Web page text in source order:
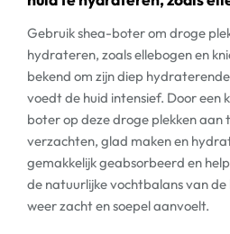
Gebruik shea-boter om droge
hydrateren, zoals ellebogen en
bekend om zijn diep
voedt de huid intensief. Door een
boter op deze droge plekken aan
verzachten, glad maken en
gemakkelijk geabsorbeerd en
de natuurlijke vochtbalans van
weer zacht en soepel aanvoelt.